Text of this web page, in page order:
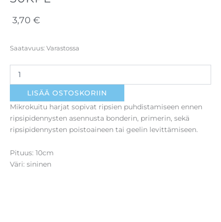
3,70 €
Saatavuus: Varastossa
Mikrokuitu
glitter
50kpl
määrä
LISÄÄ OSTOSKORIIN
Mikrokuitu harjat sopivat ripsien puhdistamiseen ennen
ripsipidennysten asennusta bonderin, primerin, sekä
ripsipidennysten poistoaineen tai geelin levittämiseen.
Pituus: 10cm
Väri: sininen